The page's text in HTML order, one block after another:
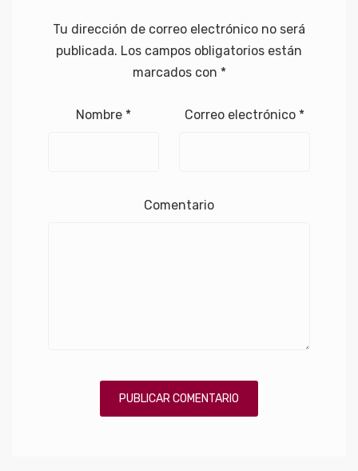
Tu dirección de correo electrónico no será
publicada. Los campos obligatorios están
marcados con *
Nombre * Correo electrónico *
Comentario